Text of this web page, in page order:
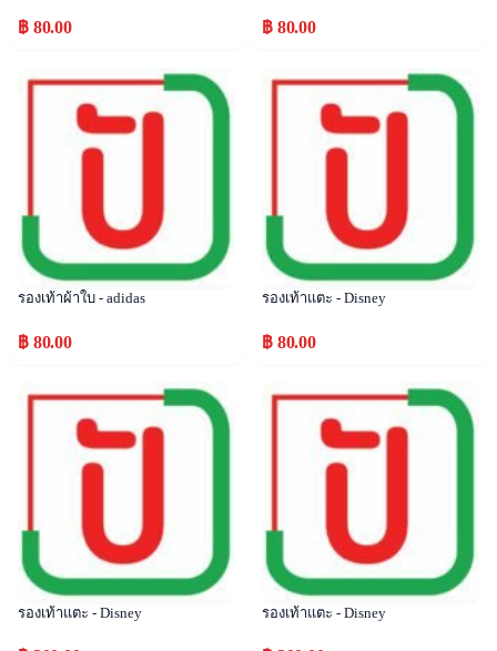
฿ 80.00 ฿ 80.00
Popular
รองเท้าผ้าใบ - adidas
฿ 80.00
Popular
รองเท้าแตะ - Disney
฿ 80.00
Popular
รองเท้าแตะ - Disney
Popular
รองเท้าแตะ - Disney